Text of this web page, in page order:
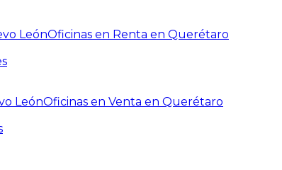
LeónOficinas en Renta en Querétaro
LeónOficinas en Venta en Querétaro